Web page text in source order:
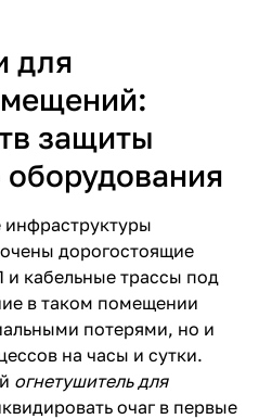
для
защиты
оборудования
инфраструктуры
дорогостоящие
кабельные трассы под
в таком помещении
потерями, но и
на часы и сутки.
огнетушитель для
очаг в первые